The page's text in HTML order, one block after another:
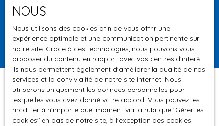
Surface min (m²)
Rechercher
Pertinence
Trier par Créer une alerte
NOUS
Nous utilisons des cookies afin de vous offrir une
expérience optimale et une communication pertinente sur
notre site. Grace à ces technologies, nous pouvons vous
proposer du contenu en rapport avec vos centres d'intérêt.
Ils nous permettent également d'améliorer la qualité de nos
services et la convivialité de notre site internet. Nous
utiliserons uniquement les données personnelles pour
lesquelles vous avez donné votre accord. Vous pouvez les
modifier à n'importe quel moment via la rubrique ″Gérer les
cookies″ en bas de notre site, à l'exception des cookies